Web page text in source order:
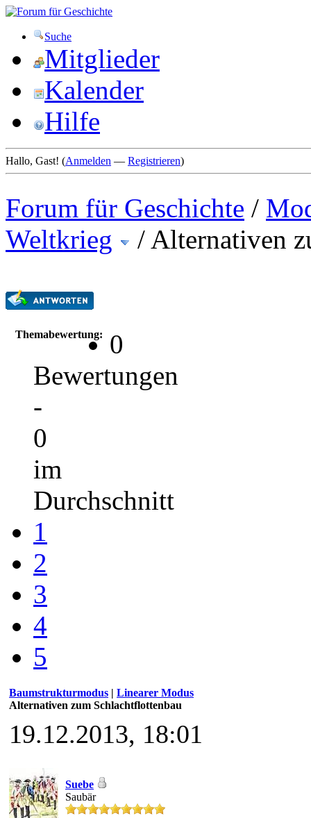
Suche
Mitglieder
Kalender
Hilfe
Hallo, Gast! (Anmelden — Registrieren)
Forum für Geschichte /
Weltkrieg
/ Alternativen
Themabewertung:
0
Bewertungen
-
0
im
Durchschnitt
1
2
3
4
5
Baumstrukturmodus | Linearer Modus
Alternativen zum Schlachtflottenbau
19.12.2013, 18:01
Suebe
Saubär